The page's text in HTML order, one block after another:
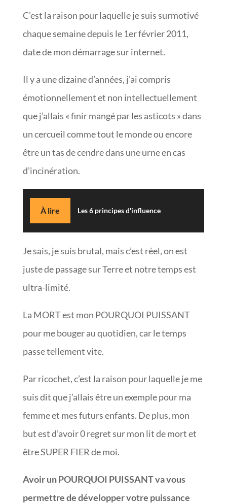
C’est la raison pour laquelle je suis surmotivé
chaque semaine depuis le 1er février 2011,
date de mon démarrage sur internet.
Il y a une dizaine d’années, j’ai compris
émotionnellement et non intellectuellement
que j’allais « finir mangé par les asticots » dans
un cercueil comme tout le monde ou encore
être un tas de cendre dans une urne en cas
d’incinération.
À lire Les 6 principes d'influence
Je sais, je suis brutal, mais c’est réel, on est
juste de passage sur Terre et notre temps est
ultra-limité.
La MORT est mon POURQUOI PUISSANT
pour me bouger au quotidien, car le temps
passe tellement vite.
Par ricochet, c’est la raison pour laquelle je me
suis dit que j’allais être un exemple pour ma
femme et mes futurs enfants. De plus, mon
but est d’avoir 0 regret sur mon lit de mort et
être SUPER FIER de moi.
Avoir un POURQUOI PUISSANT va vous
permettre de développer votre puissance